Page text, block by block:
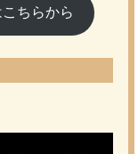
ちらから